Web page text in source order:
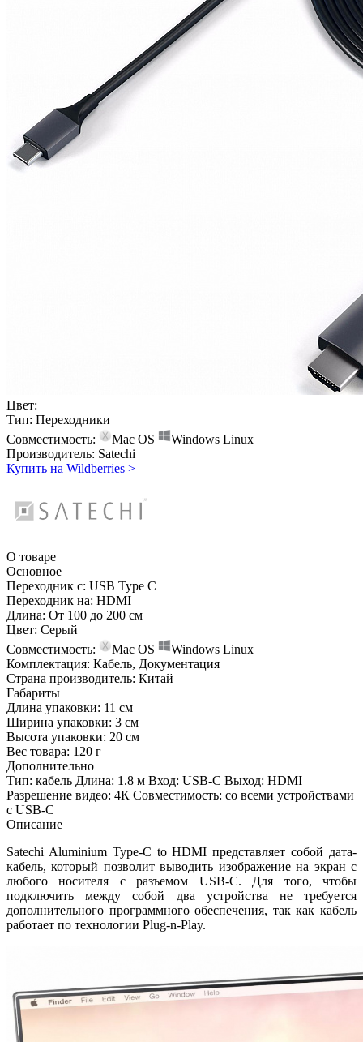
Цвет:
Тип: Переходники
Совместимость:
Mac OS Windows Linux
Производитель: Satechi
Купить на Wildberries >
О товаре
Основное
Переходник с: USB Type C
Переходник на: HDMI
Длина: От 100 до 200 см
Цвет: Серый
Совместимость:
Mac OS Windows Linux
Комплектация: Кабель, Документация
Страна производитель: Китай
Габариты
Длина упаковки: 11 см
Ширина упаковки: 3 см
Высота упаковки: 20 см
Вес товара: 120 г
Дополнительно
Тип: кабель Длина: 1.8 м Вход: USB-C Выход: HDMI
Разрешение видео: 4К Совместимость: со всеми устройствами
c USB-C
Описание
Satechi Aluminium Type-C to HDMI представляет собой дата-
кабель, который позволит выводить изображение на экран с
любого носителя с разъемом USB-C. Для того, чтобы
подключить между собой два устройства не требуется
дополнительного программного обеспечения, так как кабель
работает по технологии Plug-n-Play.